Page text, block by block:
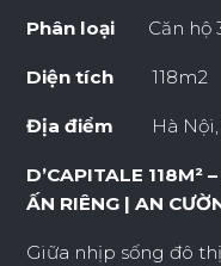
Phân loại Căn hộ
Diện tích 118m2
Địa điểm Hà
D’CAPITALE 118M²
ẤN RIÊNG | AN
Giữa nhịp sống đô